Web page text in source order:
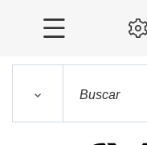
 